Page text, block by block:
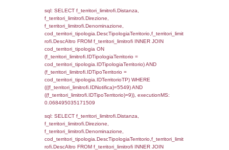
f_territori_limitrofi.DescAltro,
f_territori_limitrofi INNER JOIN
(f_territori_limitrofi.IDTipologiaTerritorio =
cod_territori_tipologia.IDTipologiaTerritorio)
(f_territori_limitrofi.IDTipoTerritorio =
cod_territori_tipologia.IDTerritorioTP)
(((f_territori_limitrofi.IDNotifica)=5549) AND
((f_territori_limitrofi.IDTipoTerritorio)=2)),
0.069239854812622
sql: SELECT f_territori_limitrofi.Distanza,